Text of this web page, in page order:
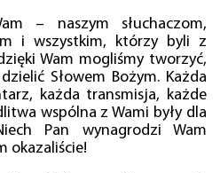
– naszym słuchaczom,
i wszystkim, którzy byli z
Wam mogliśmy tworzyć,
Słowem Bożym. Każda
każda transmisja, każde
wspólna z Wami były dla
Pan wynagrodzi Wam
okazaliście!